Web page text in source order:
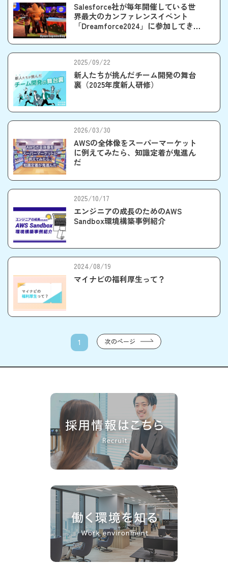
Salesforce社が毎年開催している世
界最大のカンファレンスイベント
「Dreamforce2024」に参加してきま
2025/09/22
新人たちが挑んだチーム開発の舞台
裏（2025年度新人研修）
2026/03/30
AWSの全体像をスーパーマーケット
に例えてみたら、知識定着が鬼進ん
だ
2025/10/17
エンジニアの成長のためのAWS
Sandbox環境構築事例紹介
2024/08/19
マイナビの福利厚生って？
1 次のページ